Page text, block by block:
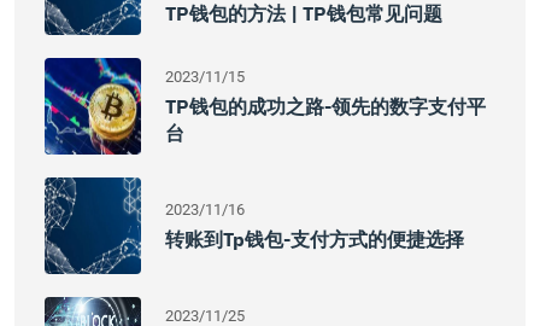
TP钱包的方法 | TP钱包常见问题
2023/11/15
TP钱包的成功之路-领先的数字支付平
台
2023/11/16
转账到tp钱包-支付方式的便捷选择
2023/11/25